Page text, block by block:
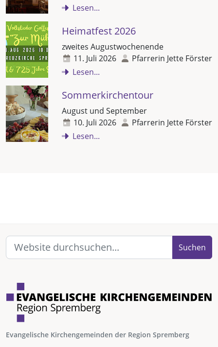
Lesen...
Heimatfest 2026
zweites Augustwochenende
11. Juli 2026
Pfarrerin Jette Förster
Lesen...
Sommerkirchentour
August und September
10. Juli 2026
Pfarrerin Jette Förster
Lesen...
Suchen
Evangelische Kirchengemeinden der Region Spremberg